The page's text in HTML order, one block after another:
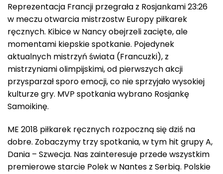
Reprezentacja Francji przegrała z Rosjankami 23:26
w meczu otwarcia mistrzostw Europy piłkarek
ręcznych. Kibice w Nancy obejrzeli zacięte, ale
momentami kiepskie spotkanie. Pojedynek
aktualnych mistrzyń świata (Francuzki), z
mistrzyniami olimpijskimi, od pierwszych akcji
przysparzał sporo emocji, co nie sprzyjało wysokiej
kulturze gry. MVP spotkania wybrano Rosjankę
Samoikinę.
ME 2018 piłkarek ręcznych rozpoczną się dziś na
dobre. Zobaczymy trzy spotkania, w tym hit grupy A,
Dania – Szwecja. Nas zainteresuje przede wszystkim
premierowe starcie Polek w Nantes z Serbią. Polskie